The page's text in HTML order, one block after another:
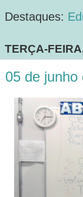
Destaques:
TERÇA-
05 de junho